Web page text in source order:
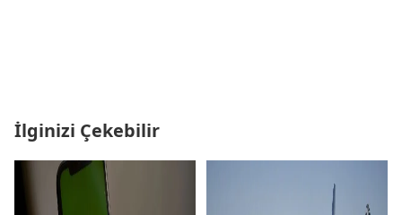
İlginizi Çekebilir